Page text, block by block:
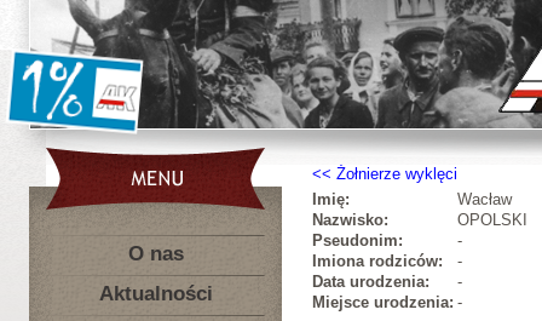
O nas
Aktualności
Żołnierze wyklęci
Imię:
Wacław
Nazwisko:
OPOLSKI
Pseudonim:
-
Imiona rodziców:
-
Data urodzenia:
-
Miejsce urodzenia: -